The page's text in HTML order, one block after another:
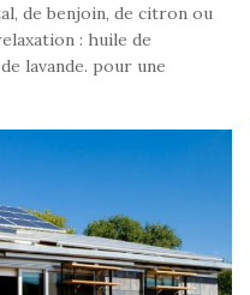
de benjoin, de citron ou
: huile de
lavande. pour une